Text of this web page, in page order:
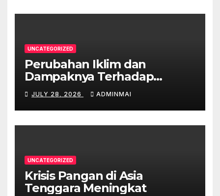
UNCATEGORIZED
Perubahan Iklim dan
Dampaknya Terhadap
Ekonomi Australia
JULY 28, 2026 ADMINMAI
UNCATEGORIZED
Krisis Pangan di Asia
Tenggara Meningkat